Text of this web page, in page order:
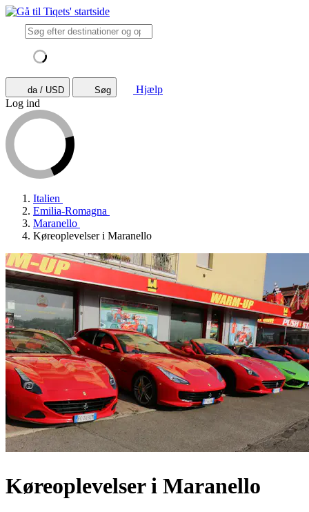
da / USD Søg
Hjælp
Log ind
Italien
Emilia-Romagna
Maranello
Køreoplevelser i Maranello
Køreoplevelser i Maranello